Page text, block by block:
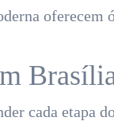
oferecem
cada etapa